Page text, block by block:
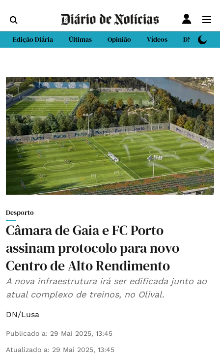
Edição Diária Últimas Opinião Vídeos DN Sport
Desporto
Câmara de Gaia e FC Porto
assinam protocolo para novo
Centro de Alto Rendimento
A nova infraestrutura irá ser edificada junto ao
atual complexo de treinos, no Olival.
DN/Lusa
Publicado a: 29 Mai 2025, 13:45
Atualizado a: 29 Mai 2025, 13:45